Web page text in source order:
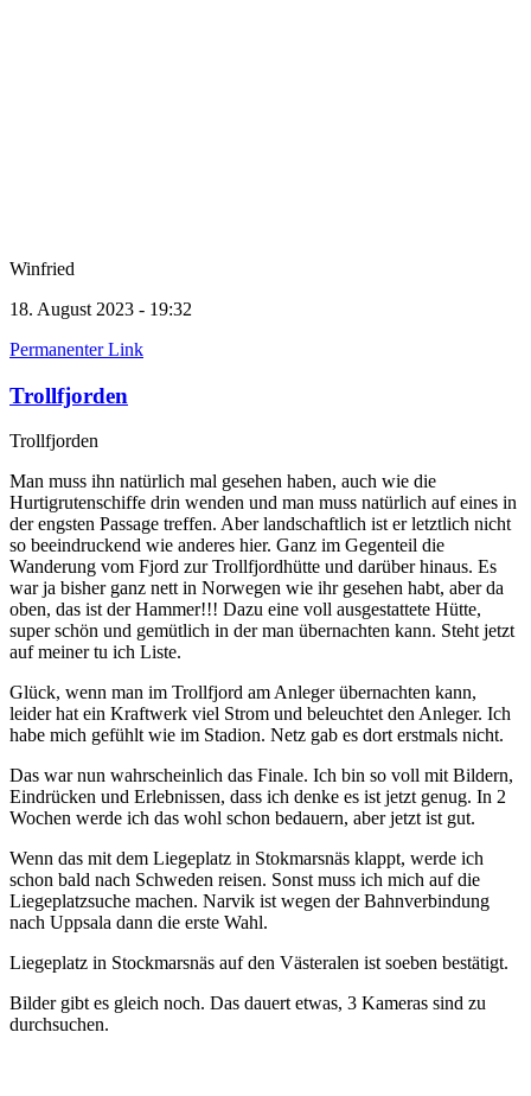
Winfried
18. August 2023 - 19:32
Permanenter Link
Trollfjorden
Trollfjorden
Man muss ihn natürlich mal gesehen haben, auch wie die
Hurtigrutenschiffe drin wenden und man muss natürlich auf eines in
der engsten Passage treffen. Aber landschaftlich ist er letztlich nicht
so beeindruckend wie anderes hier. Ganz im Gegenteil die
Wanderung vom Fjord zur Trollfjordhütte und darüber hinaus. Es
war ja bisher ganz nett in Norwegen wie ihr gesehen habt, aber da
oben, das ist der Hammer!!! Dazu eine voll ausgestattete Hütte,
super schön und gemütlich in der man übernachten kann. Steht jetzt
auf meiner tu ich Liste.
Glück, wenn man im Trollfjord am Anleger übernachten kann,
leider hat ein Kraftwerk viel Strom und beleuchtet den Anleger. Ich
habe mich gefühlt wie im Stadion. Netz gab es dort erstmals nicht.
Das war nun wahrscheinlich das Finale. Ich bin so voll mit Bildern,
Eindrücken und Erlebnissen, dass ich denke es ist jetzt genug. In 2
Wochen werde ich das wohl schon bedauern, aber jetzt ist gut.
Wenn das mit dem Liegeplatz in Stokmarsnäs klappt, werde ich
schon bald nach Schweden reisen. Sonst muss ich mich auf die
Liegeplatzsuche machen. Narvik ist wegen der Bahnverbindung
nach Uppsala dann die erste Wahl.
Liegeplatz in Stockmarsnäs auf den Västeralen ist soeben bestätigt.
Bilder gibt es gleich noch. Das dauert etwas, 3 Kameras sind zu
durchsuchen.